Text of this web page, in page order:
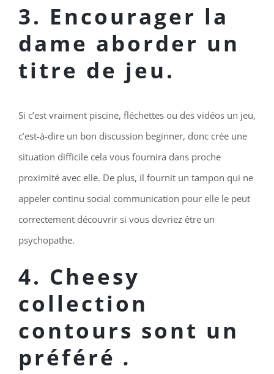
3. Encourager la
dame aborder un
titre de jeu.
Si c’est vraiment piscine, fléchettes ou des vidéos un jeu,
c’est-à-dire un bon discussion beginner, donc crée une
situation difficile cela vous fournira dans proche
proximité avec elle. De plus, il fournit un tampon qui ne
appeler continu social communication pour elle le peut
correctement découvrir si vous devriez être un
psychopathe.
4. Cheesy
collection
contours sont un
préféré .